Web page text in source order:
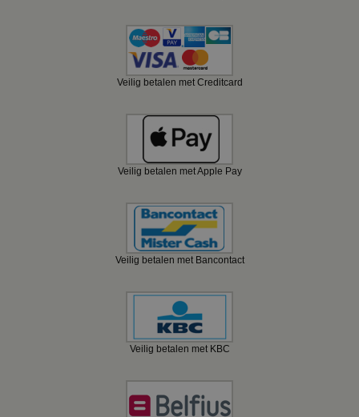
Veilig betalen met Creditcard
Veilig betalen met Apple Pay
Veilig betalen met Bancontact
Veilig betalen met KBC